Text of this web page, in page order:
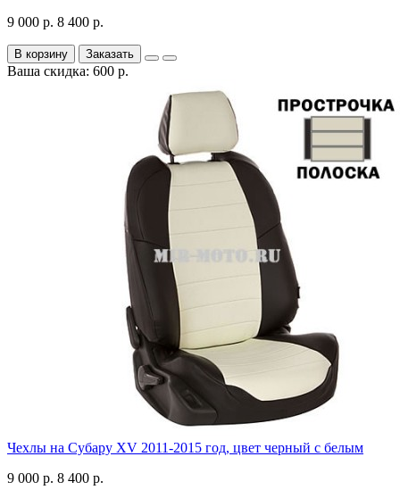
9 000 р. 8 400 р.
В корзину Заказать
Ваша скидка: 600 р.
Чехлы на Субару XV 2011-2015 год, цвет черный с белым
9 000 р. 8 400 р.